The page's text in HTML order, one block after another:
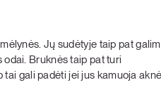
Jų sudėtyje taip pat
odai. Bruknės taip pat turi
tai gali padėti jei jus kamuoja